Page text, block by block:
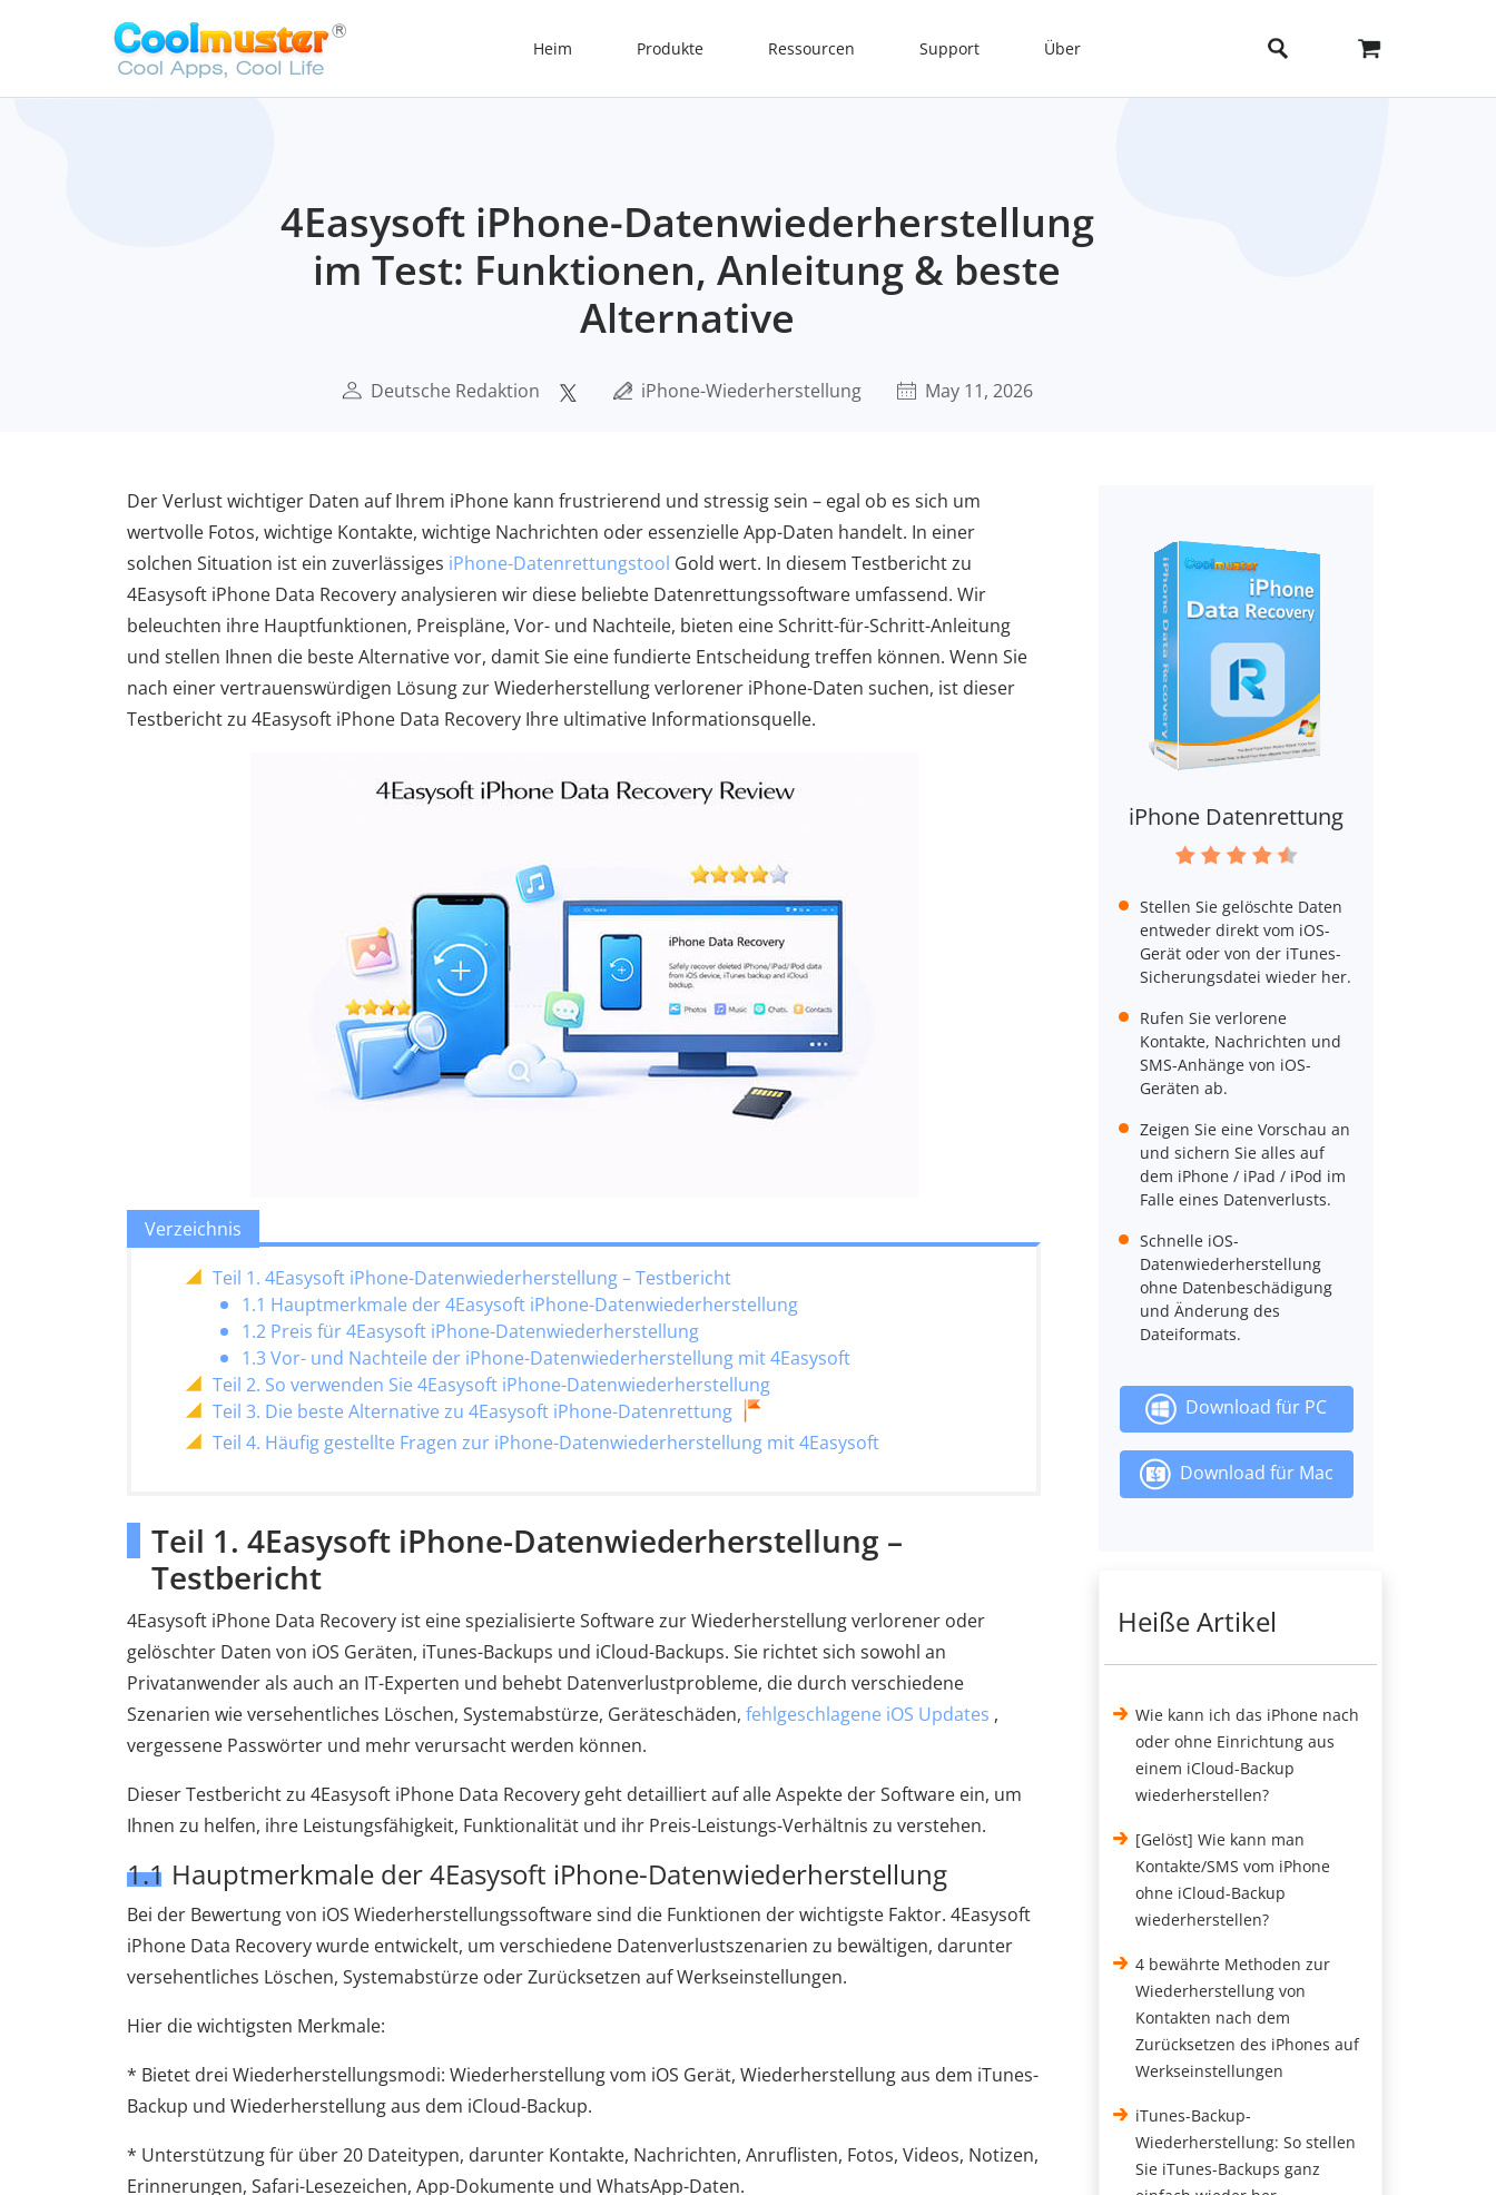
Heim Produkte Ressourcen Support Über
4Easysoft iPhone-Datenwiederherstellung
im Test: Funktionen, Anleitung & beste
Alternative
Deutsche Redaktion iPhone-Wiederherstellung May 11, 2026
Der Verlust wichtiger Daten auf Ihrem iPhone kann frustrierend und stressig sein – egal ob es sich um
wertvolle Fotos, wichtige Kontakte, wichtige Nachrichten oder essenzielle App-Daten handelt. In einer
solchen Situation ist ein zuverlässiges iPhone-Datenrettungstool Gold wert. In diesem Testbericht zu
4Easysoft iPhone Data Recovery analysieren wir diese beliebte Datenrettungssoftware umfassend. Wir
beleuchten ihre Hauptfunktionen, Preispläne, Vor- und Nachteile, bieten eine Schritt-für-Schritt-Anleitung
und stellen Ihnen die beste Alternative vor, damit Sie eine fundierte Entscheidung treffen können. Wenn Sie
nach einer vertrauenswürdigen Lösung zur Wiederherstellung verlorener iPhone-Daten suchen, ist dieser
Testbericht zu 4Easysoft iPhone Data Recovery Ihre ultimative Informationsquelle.
Verzeichnis
Teil 1. 4Easysoft iPhone-Datenwiederherstellung – Testbericht
1.1 Hauptmerkmale der 4Easysoft iPhone-Datenwiederherstellung
1.2 Preis für 4Easysoft iPhone-Datenwiederherstellung
1.3 Vor- und Nachteile der iPhone-Datenwiederherstellung mit 4Easysoft
Teil 2. So verwenden Sie 4Easysoft iPhone-Datenwiederherstellung
Teil 3. Die beste Alternative zu 4Easysoft iPhone-Datenrettung
Teil 4. Häufig gestellte Fragen zur iPhone-Datenwiederherstellung mit 4Easysoft
Teil 1. 4Easysoft iPhone-Datenwiederherstellung –
Testbericht
4Easysoft iPhone Data Recovery ist eine spezialisierte Software zur Wiederherstellung verlorener oder
gelöschter Daten von iOS Geräten, iTunes-Backups und iCloud-Backups. Sie richtet sich sowohl an
Privatanwender als auch an IT-Experten und behebt Datenverlustprobleme, die durch verschiedene
Szenarien wie versehentliches Löschen, Systemabstürze, Geräteschäden, fehlgeschlagene iOS Updates ,
vergessene Passwörter und mehr verursacht werden können.
Dieser Testbericht zu 4Easysoft iPhone Data Recovery geht detailliert auf alle Aspekte der Software ein, um
Ihnen zu helfen, ihre Leistungsfähigkeit, Funktionalität und ihr Preis-Leistungs-Verhältnis zu verstehen.
1.1 Hauptmerkmale der 4Easysoft iPhone-Datenwiederherstellung
Bei der Bewertung von iOS Wiederherstellungssoftware sind die Funktionen der wichtigste Faktor. 4Easysoft
iPhone Data Recovery wurde entwickelt, um verschiedene Datenverlustszenarien zu bewältigen, darunter
versehentliches Löschen, Systemabstürze oder Zurücksetzen auf Werkseinstellungen.
Hier die wichtigsten Merkmale:
* Bietet drei Wiederherstellungsmodi: Wiederherstellung vom iOS Gerät, Wiederherstellung aus dem iTunes-
Backup und Wiederherstellung aus dem iCloud-Backup.
* Unterstützung für über 20 Dateitypen, darunter Kontakte, Nachrichten, Anruflisten, Fotos, Videos, Notizen,
Erinnerungen, Safari-Lesezeichen, App-Dokumente und WhatsApp-Daten.
iPhone Datenrettung
Stellen Sie gelöschte Daten
entweder direkt vom iOS-
Gerät oder von der iTunes-
Sicherungsdatei wieder her.
Rufen Sie verlorene
Kontakte, Nachrichten und
SMS-Anhänge von iOS-
Geräten ab.
Zeigen Sie eine Vorschau an
und sichern Sie alles auf
dem iPhone / iPad / iPod im
Falle eines Datenverlusts.
Schnelle iOS-
Datenwiederherstellung
ohne Datenbeschädigung
und Änderung des
Dateiformats.
Download für PC
Download für Mac
Heiße Artikel
Wie kann ich das iPhone nach
oder ohne Einrichtung aus
einem iCloud-Backup
wiederherstellen?
[Gelöst] Wie kann man
Kontakte/SMS vom iPhone
ohne iCloud-Backup
wiederherstellen?
4 bewährte Methoden zur
Wiederherstellung von
Kontakten nach dem
Zurücksetzen des iPhones auf
Werkseinstellungen
iTunes-Backup-
Wiederherstellung: So stellen
Sie iTunes-Backups ganz